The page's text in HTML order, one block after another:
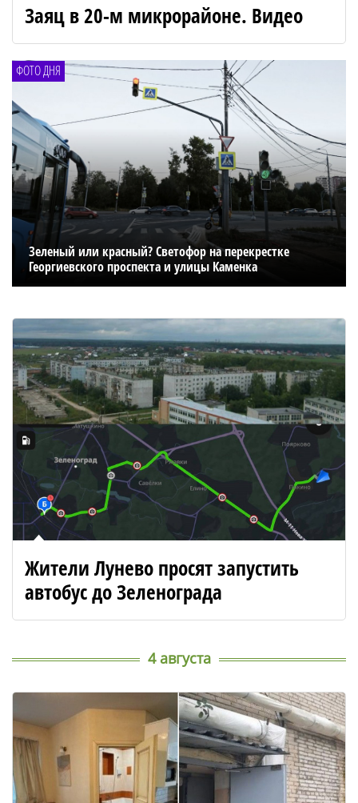
Заяц в 20-м микрорайоне. Видео
ФОТО ДНЯ
Зеленый или красный? Светофор на перекрестке
Георгиевского проспекта и улицы Каменка
Жители Лунево просят запустить
автобус до Зеленограда
4 августа